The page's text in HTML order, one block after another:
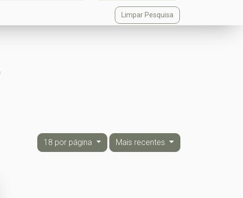
Limpar Pesquisa
18 por página Mais recentes